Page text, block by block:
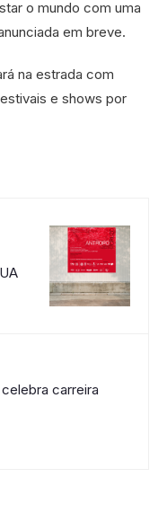
o mundo com uma
em breve.
na estrada com
e shows por
carreira